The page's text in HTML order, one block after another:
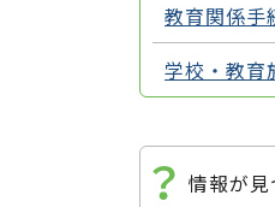
教育関係手
学校・教育
情報が